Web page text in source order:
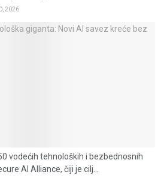
2026
vodećih tehnoloških i bezbednosnih
AI Alliance, čiji je cilj...